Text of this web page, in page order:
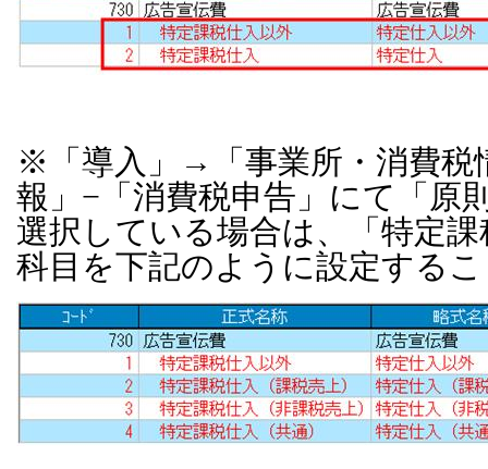
※「導入」→「事業所・消費税
報」−「消費税申告」にて「原
選択している場合は、「特定
科目を下記のように設定する